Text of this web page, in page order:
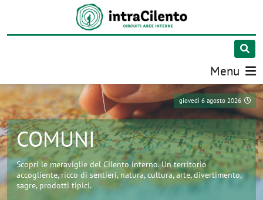
Menu
giovedì 6 agosto 2026
COMUNI
Scopri le meraviglie del Cilento interno. Un territorio
accogliente, ricco di sentieri, natura, cultura, arte, divertimento,
sagre, prodotti tipici.